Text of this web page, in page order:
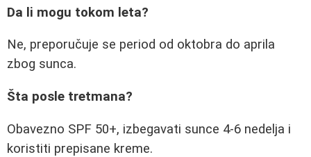
Da li mogu tokom leta?
Ne, preporučuje se period od oktobra do aprila
zbog sunca.
Šta posle tretmana?
Obavezno SPF 50+, izbegavati sunce 4-6 nedelja i
koristiti prepisane kreme.